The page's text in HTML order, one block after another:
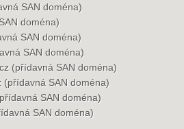
SAN doména)
doména)
SAN doména)
SAN doména)
(přídavná SAN doména)
(přídavná SAN doména)
SAN doména)
SAN doména)